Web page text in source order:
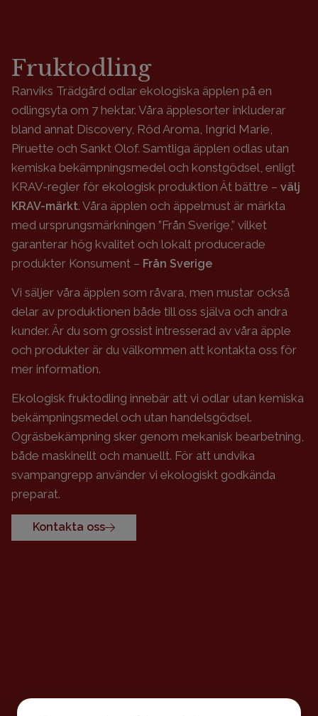
Fruktodling
Ranviks Trädgård odlar ekologiska äpplen på en
odlingsyta om 7 hektar. Våra äpplesorter inkluderar
bland annat Discovery, Röd Aroma, Ingrid Marie,
Piruette och Sankt Olof. Samtliga äpplen odlas utan
kemiska bekämpningsmedel och konstgödsel, enligt
KRAV-regler för ekologisk produktion Ät bättre – välj
KRAV-märkt. Våra äpplen och äppelmust är märkta
med ursprungsmärkningen ”Från Sverige,” vilket
garanterar hög kvalitet och lokalt producerade
produkter Konsument – Från Sverige
Vi säljer våra äpplen som råvara, men mustar också
delar av produktionen både till oss själva och andra
kunder. Är du som grossist intresserad av våra äpple
och produkter är du välkommen att kontakta oss för
mer information.
Ekologisk fruktodling innebär att vi odlar utan kemiska
bekämpningsmedel och utan handelsgödsel.
Ogräsbekämpning sker genom mekanisk bearbetning,
både maskinellt och manuellt. För att undvika
svampangrepp använder vi ekologiskt godkända
preparat.
Kontakta oss